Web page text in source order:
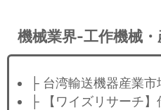
機械業界-工作機械
├ 台湾輸送機器産業市
├ 【ワイズリサーチ